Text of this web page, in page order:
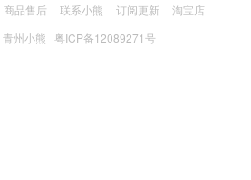
商品售后 联系小熊 订阅更新
淘宝店
青州小熊 粤ICP备12089271号